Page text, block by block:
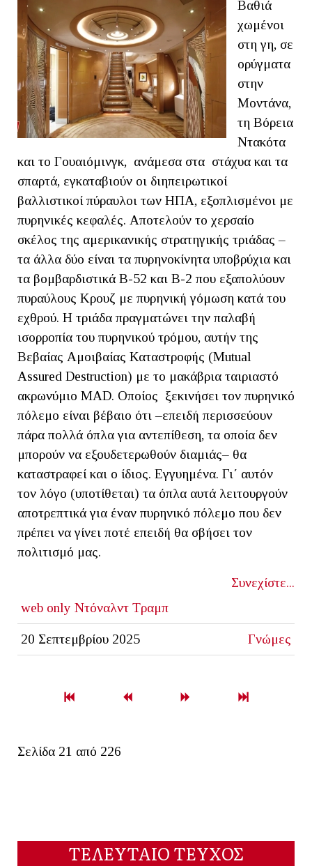
Βαθιά
χωμένοι
στη γη, σε
ορύγματα
στην
Μοντάνα,
τη Βόρεια
Ντακότα
και το Γουαιόμινγκ, ανάμεσα στα στάχυα και τα
σπαρτά, εγκαταβιούν οι διηπειρωτικοί
βαλλιστικοί πύραυλοι των ΗΠΑ, εξοπλισμένοι με
πυρηνικές κεφαλές. Αποτελούν το χερσαίο
σκέλος της αμερικανικής στρατηγικής τριάδας –
τα άλλα δύο είναι τα πυρηνοκίνητα υποβρύχια και
τα βομβαρδιστικά Β-52 και Β-2 που εξαπολύουν
πυραύλους Κρουζ με πυρηνική γόμωση κατά του
εχθρού. Η τριάδα πραγματώνει την παλαβή
ισορροπία του πυρηνικού τρόμου, αυτήν της
Βεβαίας Αμοιβαίας Καταστροφής (Mutual
Assured Destruction) με το μακάβρια ταιριαστό
ακρωνύμιο MAD. Οποίος ξεκινήσει τον πυρηνικό
πόλεμο είναι βέβαιο ότι –επειδή περισσεύουν
πάρα πολλά όπλα για αντεπίθεση, τα οποία δεν
μπορούν να εξουδετερωθούν διαμιάς– θα
καταστραφεί και ο ίδιος. Εγγυημένα. Γι΄ αυτόν
τον λόγο (υποτίθεται) τα όπλα αυτά λειτουργούν
αποτρεπτικά για έναν πυρηνικό πόλεμο που δεν
πρέπει να γίνει ποτέ επειδή θα σβήσει τον
πολιτισμό μας.
Συνεχίστε...
web only Ντόναλντ Τραμπ
20 Σεπτεμβρίου 2025 Γνώμες
Σελίδα 21 από 226
ΤΕΛΕΥΤΑΙΟ ΤΕΥΧΟΣ